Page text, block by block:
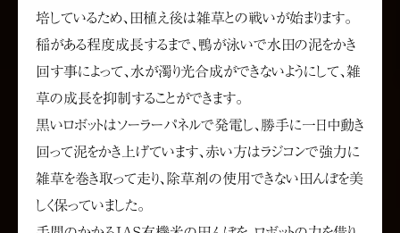
培しているため、田植え後は雑草との戦いが始まります。
稲がある程度成長するまで、鴨が泳いで水田の泥をかき
回す事によって、水が濁り光合成ができないようにして、雑
草の成長を抑制することができます。
黒いロボットはソーラーパネルで発電し、勝手に一日中動き
回って泥をかき上げています、赤い方はラジコンで強力に
雑草を巻き取って走り、除草剤の使用できない田んぼを美
しく保っていました。